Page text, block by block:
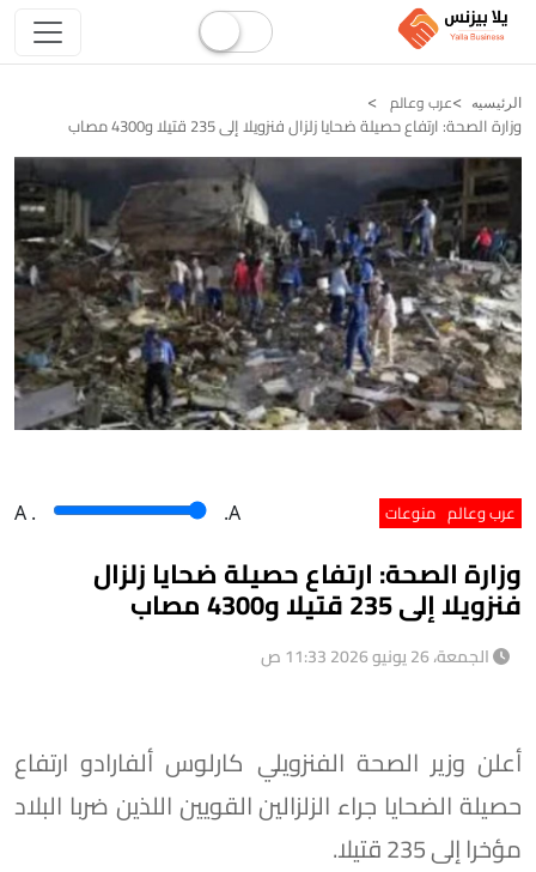
الرئيسيه عرب وعالم
وزارة الصحة: ارتفاع حصيلة ضحايا زلزال فنزويلا إلى 235 قتيلا و4300 مصاب
عرب وعالم منوعات A . .A
وزارة الصحة: ارتفاع حصيلة ضحايا زلزال
فنزويلا إلى 235 قتيلا و4300 مصاب
الجمعة، 26 يونيو 2026 11:33 ص
أعلن وزير الصحة الفنزويلي كارلوس ألفارادو ارتفاع
حصيلة الضحايا جراء الزلزالين القويين اللذين ضربا البلاد
مؤخرا إلى 235 قتيلا.